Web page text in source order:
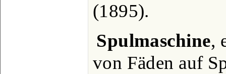
(1895).
Spulmaschine,
von Fäden auf